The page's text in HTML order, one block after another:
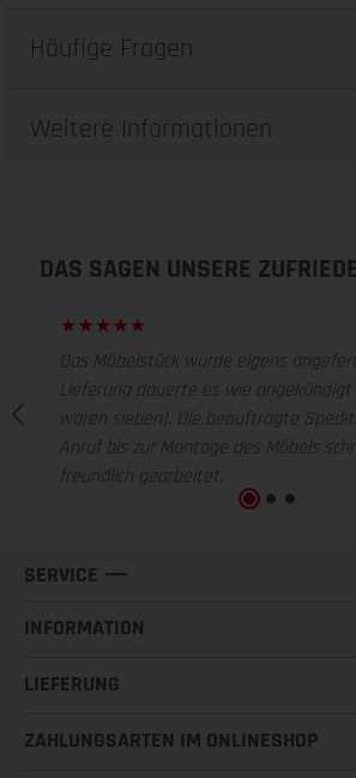
Häufige Fragen
Weitere Informationen
DAS SAGEN UNSERE
Das Möbelstück wurde eigens
Lieferung dauerte es wie angekündigt
waren sieben). Die beauftragte
Anruf bis zur Montage des Möbels
freundlich gearbeitet.
SERVICE
INFORMATION
LIEFERUNG
ZAHLUNGSARTEN IM ONLINESHOP